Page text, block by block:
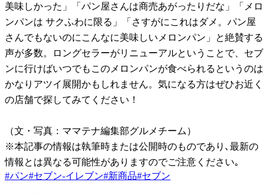
美味しかった」「パン屋さんは商売あがったりだな」「メロ
ンパンは サクふわに限る」「さすがにこれはダメ。パン屋
さんでもないのにこんなに美味しいメロンパン」と絶賛する
声が多数。ロングセラーがリニューアルということで、セブ
ンに行けばいつでもこのメロンパンが食べられるというのは
かなりアツイ展開かもしれません。気になる方はぜひお近く
の店舗で探してみてください！
（文・写真：ママテナ編集部グルメチーム）
※本記事の情報は執筆時または公開時のものであり､最新の
情報とは異なる可能性がありますのでご注意ください｡
#パン#セブン-イレブン#新商品#セブン